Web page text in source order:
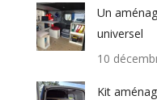
Un
universel
10
Kit